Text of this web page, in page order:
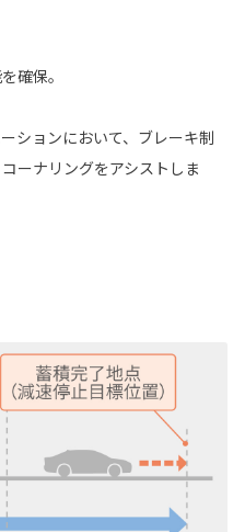
確保。
ションにおいて、ブレーキ制
ーナリングをアシストしま